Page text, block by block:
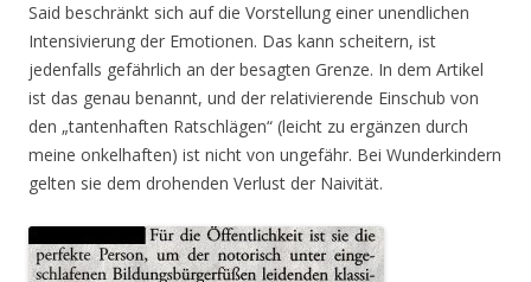
Said beschränkt sich auf die Vorstellung einer unendlichen
Intensivierung der Emotionen. Das kann scheitern, ist
jedenfalls gefährlich an der besagten Grenze. In dem Artikel
ist das genau benannt, und der relativierende Einschub von
den „tantenhaften Ratschlägen“ (leicht zu ergänzen durch
meine onkelhaften) ist nicht von ungefähr. Bei Wunderkindern
gelten sie dem drohenden Verlust der Naivität.